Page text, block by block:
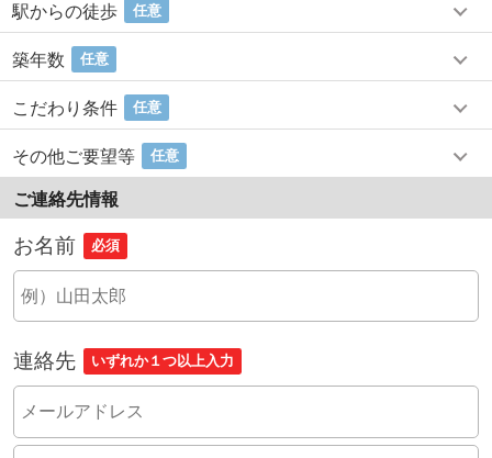
駅からの徒歩 任意
築年数 任意
こだわり条件 任意
その他ご要望等 任意
ご連絡先情報
お名前 必須
連絡先 いずれか１つ以上入力